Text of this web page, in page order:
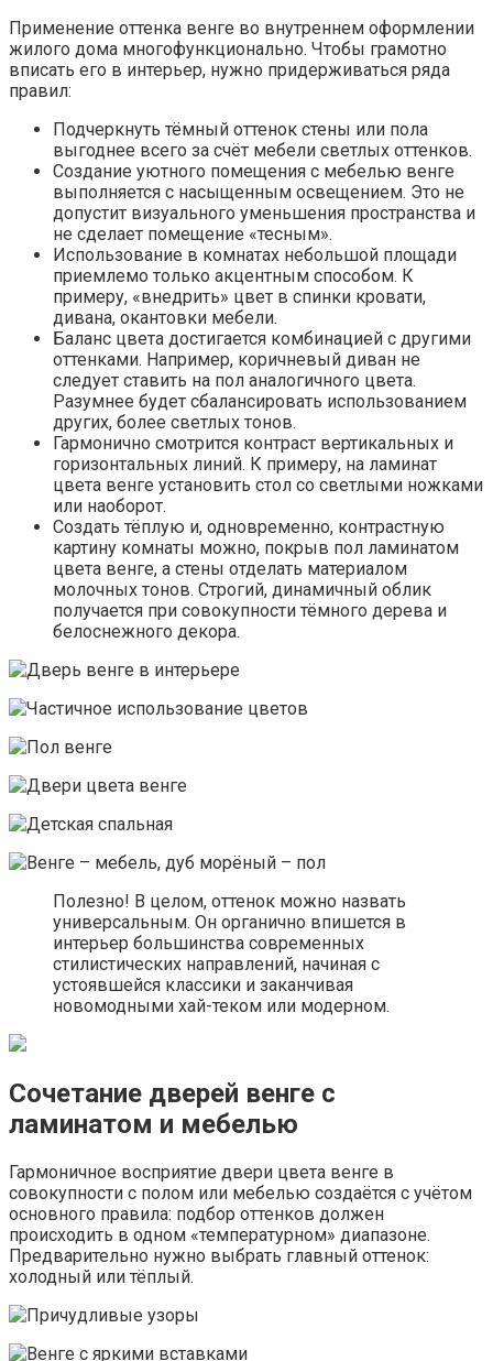
Применение оттенка венге во внутреннем оформлении
жилого дома многофункционально. Чтобы грамотно
вписать его в интерьер, нужно придерживаться ряда
правил:
Подчеркнуть тёмный оттенок стены или пола
выгоднее всего за счёт мебели светлых оттенков.
Создание уютного помещения с мебелью венге
выполняется с насыщенным освещением. Это не
допустит визуального уменьшения пространства и
не сделает помещение «тесным».
Использование в комнатах небольшой площади
приемлемо только акцентным способом. К
примеру, «внедрить» цвет в спинки кровати,
дивана, окантовки мебели.
Баланс цвета достигается комбинацией с другими
оттенками. Например, коричневый диван не
следует ставить на пол аналогичного цвета.
Разумнее будет сбалансировать использованием
других, более светлых тонов.
Гармонично смотрится контраст вертикальных и
горизонтальных линий. К примеру, на ламинат
цвета венге установить стол со светлыми ножками
или наоборот.
Создать тёплую и, одновременно, контрастную
картину комнаты можно, покрыв пол ламинатом
цвета венге, а стены отделать материалом
молочных тонов. Строгий, динамичный облик
получается при совокупности тёмного дерева и
белоснежного декора.
Полезно! В целом, оттенок можно назвать
универсальным. Он органично впишется в
интерьер большинства современных
стилистических направлений, начиная с
устоявшейся классики и заканчивая
новомодными хай-теком или модерном.
Сочетание дверей венге с
ламинатом и мебелью
Гармоничное восприятие двери цвета венге в
совокупности с полом или мебелью создаётся с учётом
основного правила: подбор оттенков должен
происходить в одном «температурном» диапазоне.
Предварительно нужно выбрать главный оттенок:
холодный или тёплый.